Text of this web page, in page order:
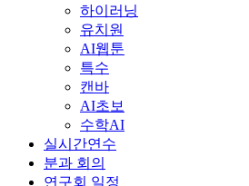
하이러닝
유치원
AI웹툰
특수
캔바
AI초보
수학AI
실시간연수
분과 회의
연구회 일정